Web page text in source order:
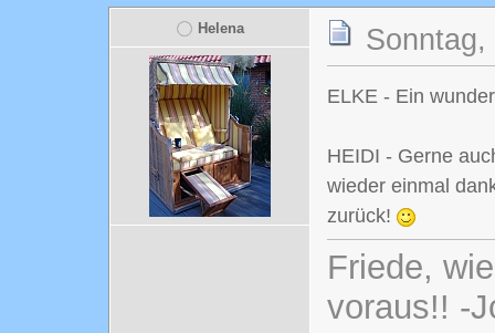
Helena
ELKE - Ein
HEIDI - Gerne
wieder einmal
zurück!
Friede,
voraus!! -